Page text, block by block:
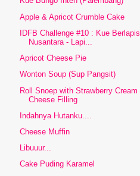
Apple & Apricot Crumble Cake
IDFB Challenge #10 : Kue Berlapis
Nusantara - Lapi...
Apricot Cheese Pie
Wonton Soup (Sup Pangsit)
Roll Snoep with Strawberry Cream
Cheese Filling
Indahnya Hutanku....
Cheese Muffin
Libuuur...
Cake Puding Karamel